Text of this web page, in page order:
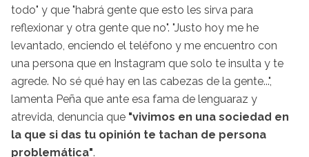
todo" y que "habrá gente que esto les sirva para
reflexionar y otra gente que no". "Justo hoy me he
levantado, enciendo el teléfono y me encuentro con
una persona que en Instagram que solo te insulta y te
agrede. No sé qué hay en las cabezas de la gente...",
lamenta Peña que ante esa fama de lenguaraz y
atrevida, denuncia que "vivimos en una sociedad en
la que si das tu opinión te tachan de persona
problemática".